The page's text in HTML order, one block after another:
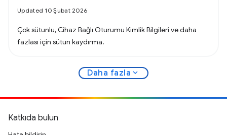
Updated 10 Şubat 2026
Çok sütunlu, Cihaz Bağlı Oturumu Kimlik Bilgileri ve daha
fazlası için sütun kaydırma.
Daha fazla expand_more
Katkıda bulun